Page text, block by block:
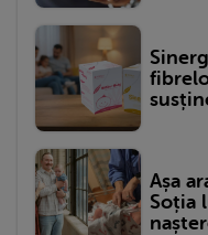
Așa
Soția